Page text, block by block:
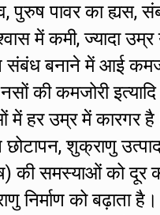
पुरुष पावर का ह्यस,
में कमी, ज्यादा उम्र
बनाने में आई
की कमजोरी
में हर उम्र में कारगर
शुक्राणु
की समस्याओं को दूर
निर्माण को बढ़ाता